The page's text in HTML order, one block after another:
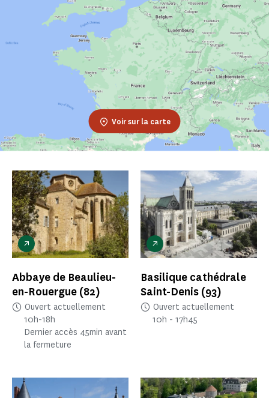
Voir sur la carte
Abbaye de Beaulieu-
en-Rouergue (82)
Ouvert actuellement
10h-18h
Dernier accès 45min avant
la fermeture
Basilique cathédrale
Saint-Denis (93)
Ouvert actuellement
10h - 17h45